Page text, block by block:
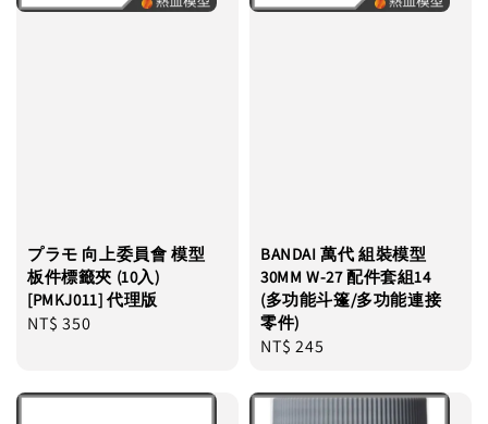
プラモ 向上委員會 模型
板件標籤夾 (10入)
[PMKJ011] 代理版
Regular
NT$ 350
BANDAI 萬代 組裝模型
30MM W-27 配件套組14
(多功能斗篷/多功能連接
零件)
Regular
NT$ 245